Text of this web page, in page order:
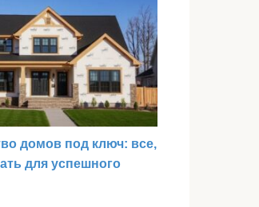
домов под ключ: все,
для успешного